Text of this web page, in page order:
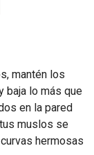
mantén los
baja lo más que
en la pared
muslos se
hermosas